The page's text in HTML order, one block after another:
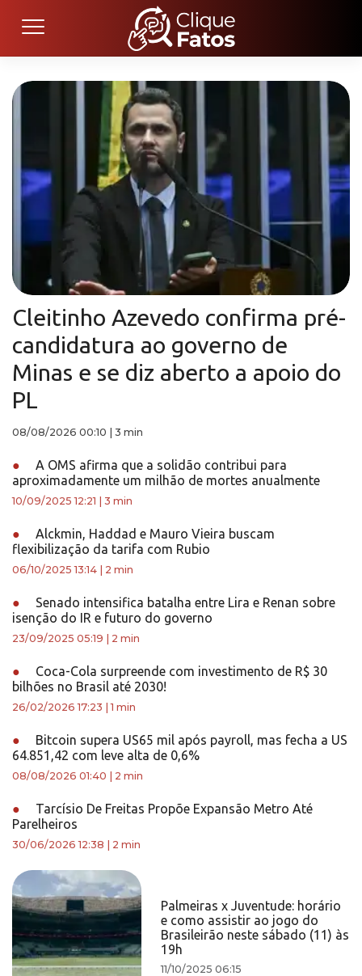
Cleitinho Azevedo confirma pré-
candidatura ao governo de
Minas e se diz aberto a apoio do
PL
08/08/2026 00:10 3 min
●
A OMS afirma que a solidão contribui para
aproximadamente um milhão de mortes anualmente
10/09/2025 12:21 3 min
●
Alckmin, Haddad e Mauro Vieira buscam
flexibilização da tarifa com Rubio
06/10/2025 13:14 2 min
●
Senado intensifica batalha entre Lira e Renan sobre
isenção do IR e futuro do governo
23/09/2025 05:19 2 min
●
Coca-Cola surpreende com investimento de R$ 30
bilhões no Brasil até 2030!
26/02/2026 17:23 |1 min
●
Bitcoin supera US65 mil após payroll, mas fecha a US
64.851,42 com leve alta de 0,6%
08/08/2026 01:40 2 min
●
Tarcísio De Freitas Propõe Expansão Metro Até
Parelheiros
30/06/2026 12:38 2 min
Palmeiras x Juventude: horário
e como assistir ao jogo do
Brasileirão neste sábado (11) às
19h
11/10/2025 06:15